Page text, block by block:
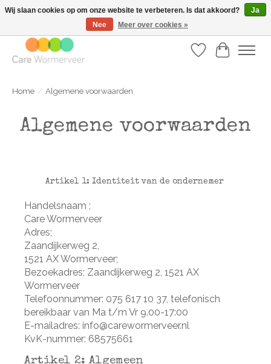
Tel: 075 617 10 37 | Email: info@carewormerveer.nl
Verlanglijst
Home / Algemene voorwaarden
Algemene voorwaarden
Artikel 1: Identiteit van de ondernemer
Handelsnaam ;
Care Wormerveer
Adres;
Zaandijkerweg 2,
1521 AX Wormerveer;
Bezoekadres; Zaandijkerweg 2, 1521 AX
Wormerveer
Telefoonnummer: 075 617 10 37, telefonisch
bereikbaar van Ma t/m Vr 9.00-17:00
E-mailadres: info@carewormerveer.nl
KvK-nummer: 68575661
Artikel 2: Algemeen
Wij slaan cookies op om onze website te verbeteren. Is dat akkoord?
Ja
Nee
Meer over cookies »